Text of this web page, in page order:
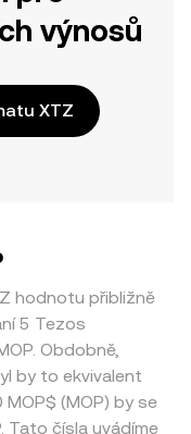
výnosů
XTZ
hodnotu přibližně
5 Tezos
Obdobně,
by to ekvivalent
(MOP) by se
Tato čísla uvádíme